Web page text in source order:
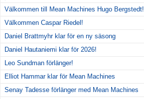
Välkommen till Mean Machines Hugo Bergstedt!
Välkommen Caspar Riedel!
Daniel Brattmyhr klar för en ny säsong
Daniel Hautaniemi klar för 2026!
Leo Sundman förlänger!
Elliot Hammar klar för Mean Machines
Senay Tadesse förlänger med Mean Machines